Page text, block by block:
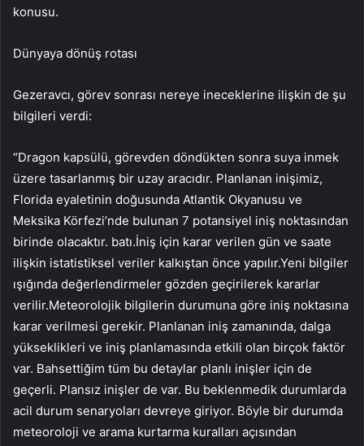
konusu.
Dünyaya dönüş rotası
Gezeravcı, görev sonrası nereye ineceklerine ilişkin de şu
bilgileri verdi:
“Dragon kapsülü, görevden döndükten sonra suya inmek
üzere tasarlanmış bir uzay aracıdır. Planlanan inişimiz,
Florida eyaletinin doğusunda Atlantik Okyanusu ve
Meksika Körfezi’nde bulunan 7 potansiyel iniş noktasından
birinde olacaktır. batı.İniş için karar verilen gün ve saate
ilişkin istatistiksel veriler kalkıştan önce yapılır.Yeni bilgiler
ışığında değerlendirmeler gözden geçirilerek kararlar
verilir.Meteorolojik bilgilerin durumuna göre iniş noktasına
karar verilmesi gerekir. Planlanan iniş zamanında, dalga
yükseklikleri ve iniş planlamasında etkili olan birçok faktör
var. Bahsettiğim tüm bu detaylar planlı inişler için de
geçerli. Plansız inişler de var. Bu beklenmedik durumlarda
acil durum senaryoları devreye giriyor. Böyle bir durumda
meteoroloji ve arama kurtarma kuralları açısından